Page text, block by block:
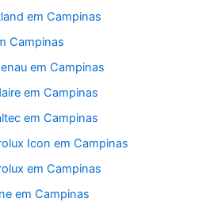
em Campinas
Campinas
em Campinas
em Campinas
em Campinas
Icon em Campinas
em Campinas
em Campinas